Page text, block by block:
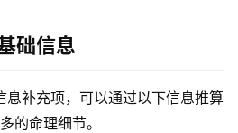
础信息
息补充项，可以通过以下信息推算
的命理细节。